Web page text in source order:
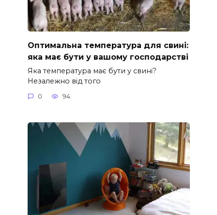
Оптимальна температура для свині:
яка має бути у вашому господарстві
Яка температура має бути у свині?
Незалежно від того
0 94